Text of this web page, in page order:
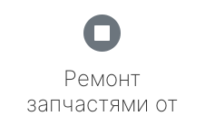
Ремонт
запчастями от